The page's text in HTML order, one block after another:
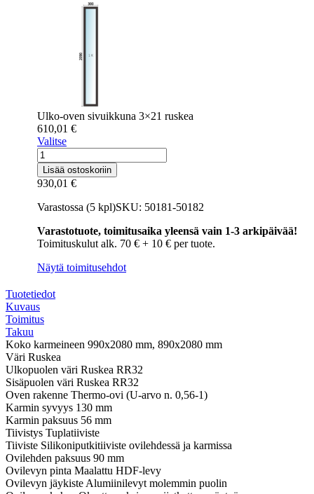
Ulko-oven sivuikkuna 3×21 ruskea
610,01 €
Valitse
Ulko-
ovi
Päijänne-
ovet
Kuha
9-
10x21
Lisää ostoskoriin
930,01 €
Varastossa (5 kpl)SKU: 50181-50182
Varastotuote, toimitusaika yleensä vain 1-3 arkipäivää!
Toimituskulut alk. 70 € + 10 € per tuote.
Näytä toimitusehdot
Tuotetiedot
Kuvaus
Toimitus
Takuu
Koko karmeineen 990x2080 mm, 890x2080 mm
Väri Ruskea
Ulkopuolen väri Ruskea RR32
Sisäpuolen väri Ruskea RR32
Oven rakenne Thermo-ovi (U-arvo n. 0,56-1)
Karmin syvyys 130 mm
Karmin paksuus 56 mm
Tiivistys Tuplatiiviste
Tiiviste Silikoniputkitiiviste ovilehdessä ja karmissa
Ovilehden paksuus 90 mm
Ovilevyn pinta Maalattu HDF-levy
Ovilevyn jäykiste Alumiinilevyt molemmin puolin